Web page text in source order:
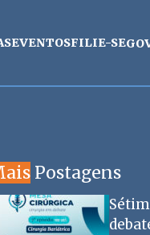
EVENTOSFILIE-SE
Postagens